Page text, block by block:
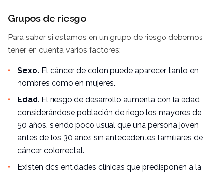
Grupos de riesgo
Para saber si estamos en un grupo de riesgo debemos
tener en cuenta varios factores:
Sexo. El cáncer de colon puede aparecer tanto en
hombres como en mujeres.
Edad. El riesgo de desarrollo aumenta con la edad,
considerándose población de riego los mayores de
50 años, siendo poco usual que una persona joven
antes de los 30 años sin antecedentes familiares de
cáncer colorrectal.
Existen dos entidades clínicas que predisponen a la